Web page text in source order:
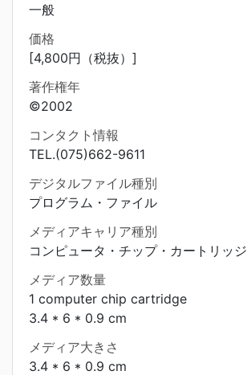
一般
価格
[4,800円（税抜）]
著作権年
©2002
コンタクト情報
TEL.(075)662-9611
デジタルファイル種別
プログラム・ファイル
メディアキャリア種別
コンピュータ・チップ・カートリッジ
メディア数量
1 computer chip cartridge
3.4 * 6 * 0.9 cm
メディア大きさ
3.4 * 6 * 0.9 cm